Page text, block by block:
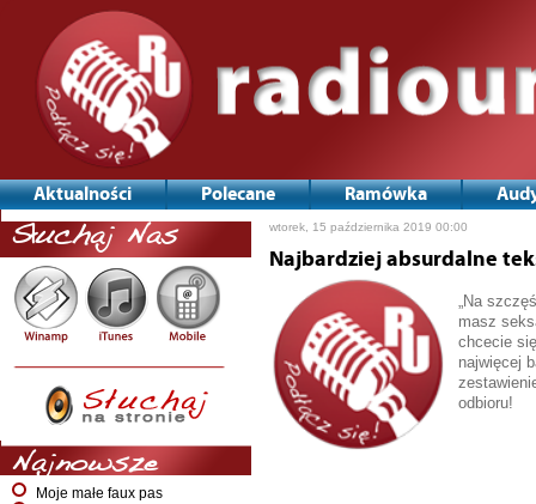
Aktualności Polecane Ramówka
Słuchaj Nas
Najnowsze
Moje małe faux pas
wtorek, 15 października 2019 00:00
Najbardziej absurdalne
„Na
masz
chcecie
najwięcej
odbioru!